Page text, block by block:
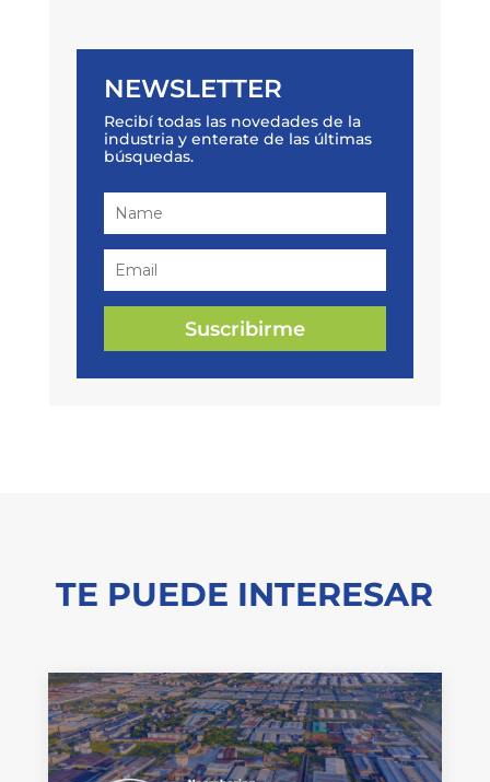
NEWSLETTER
Recibí todas las novedades de la
industria y enterate de las últimas
búsquedas.
Suscribirme
TE PUEDE INTERESAR